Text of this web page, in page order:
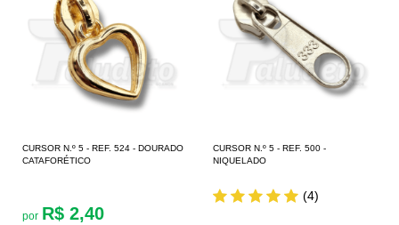
CURSOR N.º 5 - REF. 524 - DOURADO
CATAFORÉTICO
por R$ 2,40
CURSOR N.º 5 - REF. 500 -
NIQUELADO
(4)